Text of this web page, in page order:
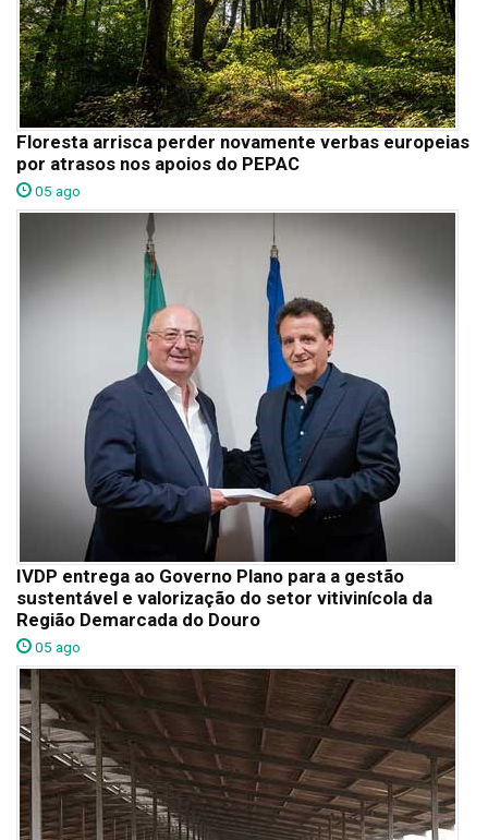
Floresta arrisca perder novamente verbas europeias
por atrasos nos apoios do PEPAC
05 ago
IVDP entrega ao Governo Plano para a gestão
sustentável e valorização do setor vitivinícola da
Região Demarcada do Douro
05 ago